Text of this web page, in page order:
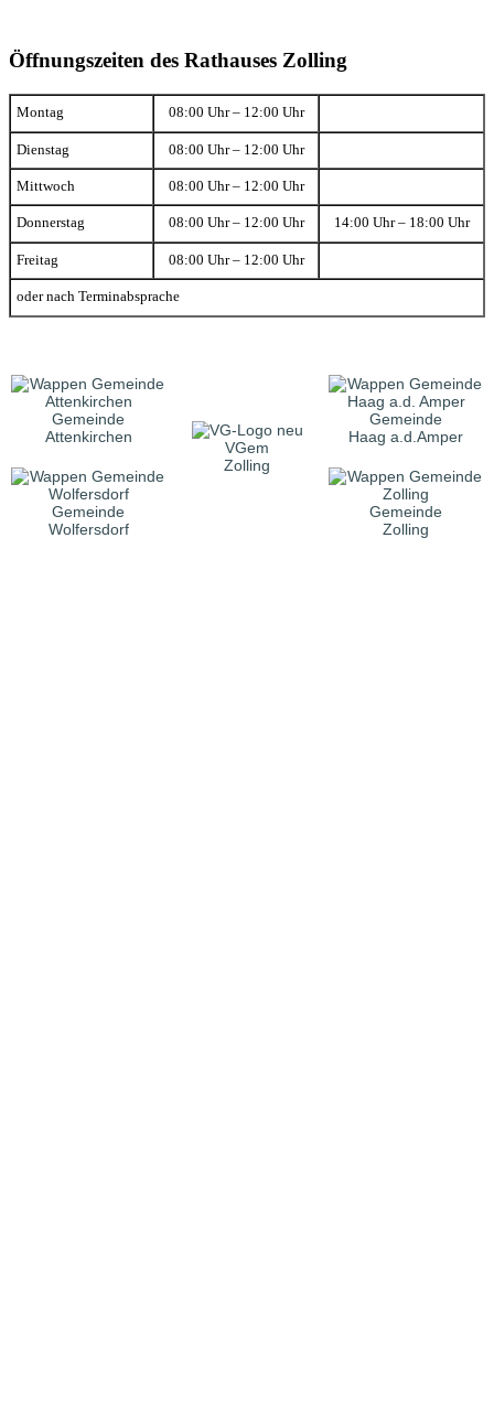
Öffnungszeiten des Rathauses Zolling
Montag 08:00 Uhr – 12:00 Uhr
Dienstag 08:00 Uhr – 12:00 Uhr
Mittwoch 08:00 Uhr – 12:00 Uhr
Donnerstag 08:00 Uhr – 12:00 Uhr 14:00 Uhr – 18:00 Uhr
Freitag 08:00 Uhr – 12:00 Uhr
oder nach Terminabsprache
Gemeinde
Attenkirchen
VGem
Zolling
Gemeinde
Haag a.d.Amper
Gemeinde
Wolfersdorf
Gemeinde
Zolling